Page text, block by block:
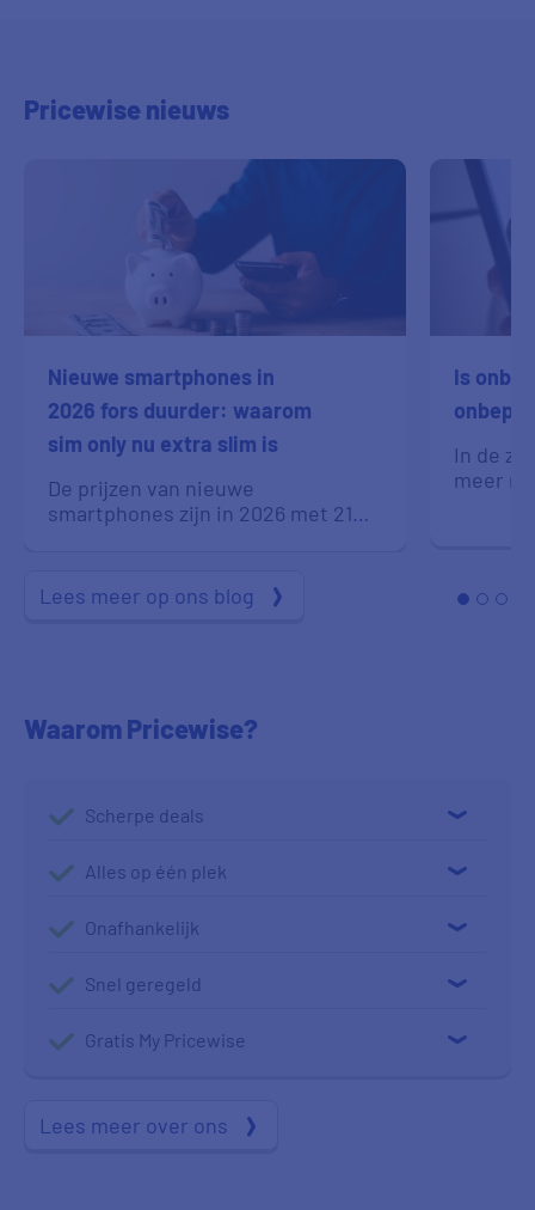
Pricewise nieuws
Nieuwe smartphones in
2026 fors duurder: waarom
sim only nu extra slim is
De prijzen van nieuwe
smartphones zijn in 2026 met 21%
jaar.&#160;Daardoor&#160;kan&#160;het
slimmer zijn om je huidige toestel
in plaats van een nieuw toestel
met abonnement te kopen.&#160;
kosten van onderdelen zoals
Is
In de
meer
je
Lees meer op ons blog
Waarom Pricewise?
Scherpe deals
Alles op één plek
Onafhankelijk
Snel geregeld
Gratis My Pricewise
Lees meer over ons